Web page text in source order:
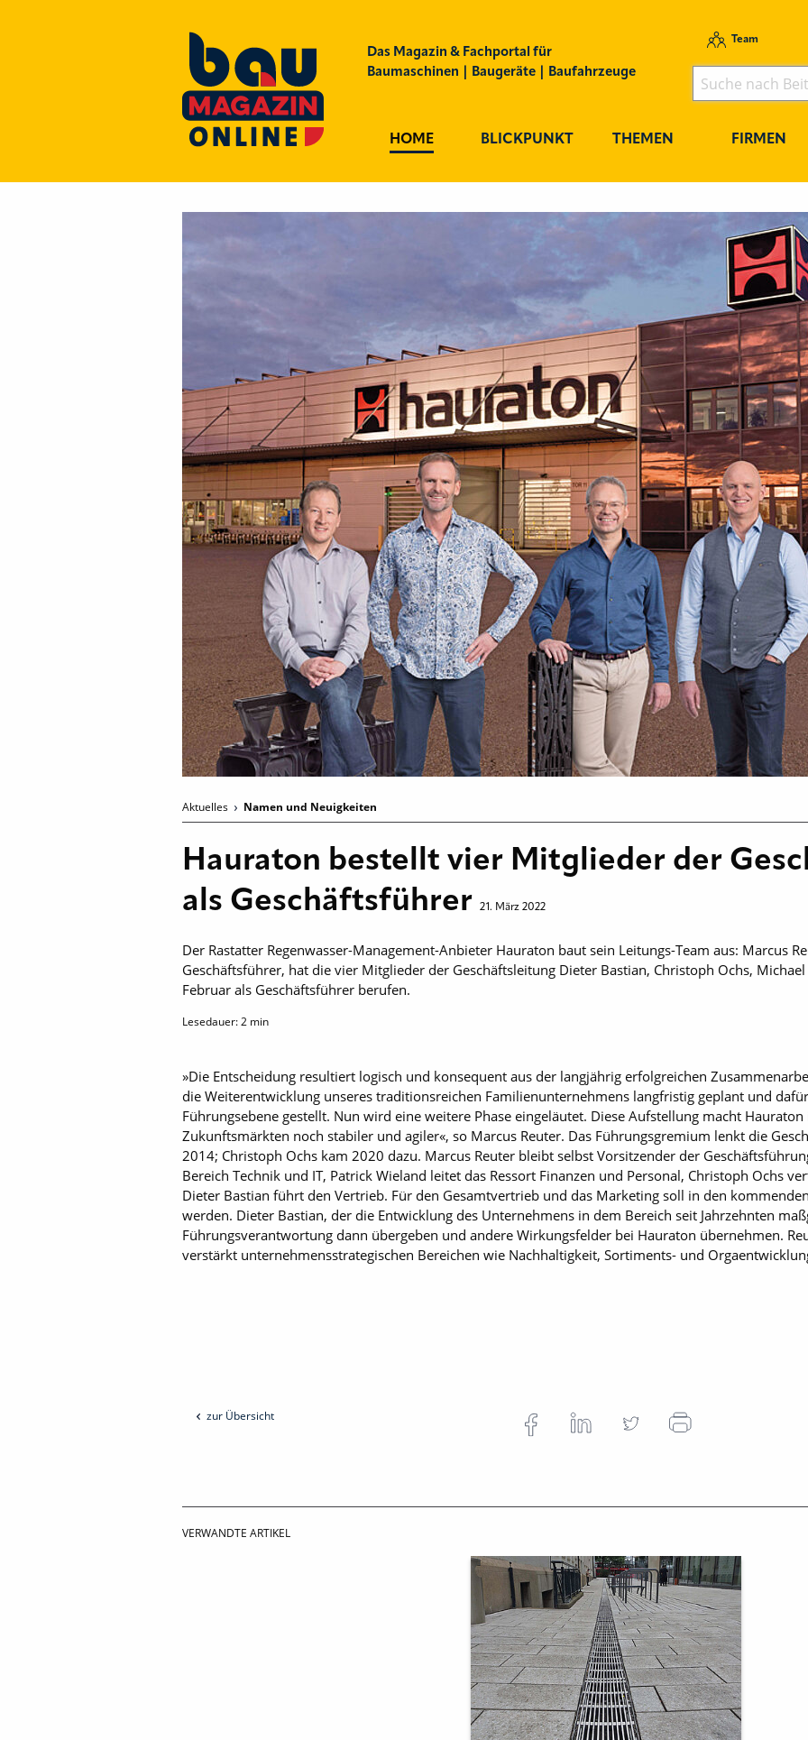
Das Magazin & Fachportal für
Baumaschinen | Baugeräte | Baufahrzeuge
Team
HOME BLICKPUNKT THEMEN FIRMEN
Aktuelles Namen und Neuigkeiten
Hauraton bestellt vier Mitglieder der
als Geschäftsführer
21. März 2022
Der Rastatter Regenwasser-Management-Anbieter Hauraton baut sein Leitungs-Team aus: Marcus
Geschäftsführer, hat die vier Mitglieder der Geschäftsleitung Dieter Bastian, Christoph Ochs,
Februar als Geschäftsführer berufen.
Lesedauer:2 min
»Die Entscheidung resultiert logisch und konsequent aus der langjährig erfolgreichen
die Weiterentwicklung unseres traditionsreichen Familienunternehmens langfristig geplant und
Führungsebene gestellt. Nun wird eine weitere Phase eingeläutet. Diese Aufstellung macht
Zukunftsmärkten noch stabiler und agiler«, so Marcus Reuter. Das Führungsgremium lenkt die
2014; Christoph Ochs kam 2020 dazu. Marcus Reuter bleibt selbst Vorsitzender der
Bereich Technik und IT, Patrick Wieland leitet das Ressort Finanzen und Personal, Christoph Ochs
Dieter Bastian führt den Vertrieb. Für den Gesamtvertrieb und das Marketing soll in den
werden. Dieter Bastian, der die Entwicklung des Unternehmens in dem Bereich seit Jahrzehnten
Führungsverantwortung dann übergeben und andere Wirkungsfelder bei Hauraton übernehmen.
verstärkt unternehmensstrategischen Bereichen wie Nachhaltigkeit, Sortiments- und
zur Übersicht
VERWANDTE ARTIKEL